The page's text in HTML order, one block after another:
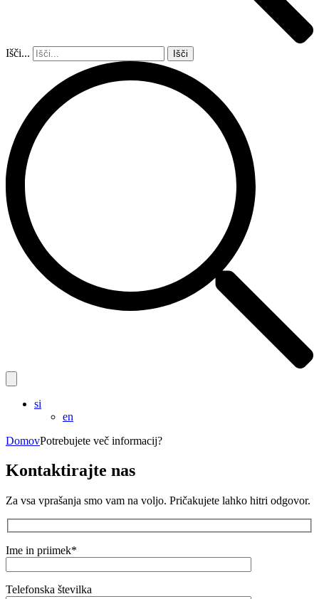
Išči...
si
en
DomovPotrebujete več informacij?
Kontaktirajte nas
Za vsa vprašanja smo vam na voljo. Pričakujete lahko hitri odgovor.
Ime in priimek*
Telefonska številka